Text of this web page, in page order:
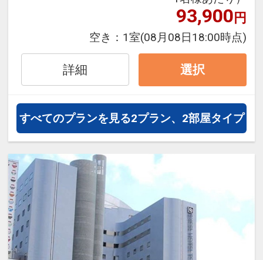
JALマイレージ会員の方にはフライ
トマイルが50%貯まります。93,900円
空き： 1室(08月08日18:00時点)
詳細 選択
すべてのプランを見る2プラン、2部屋タイプ